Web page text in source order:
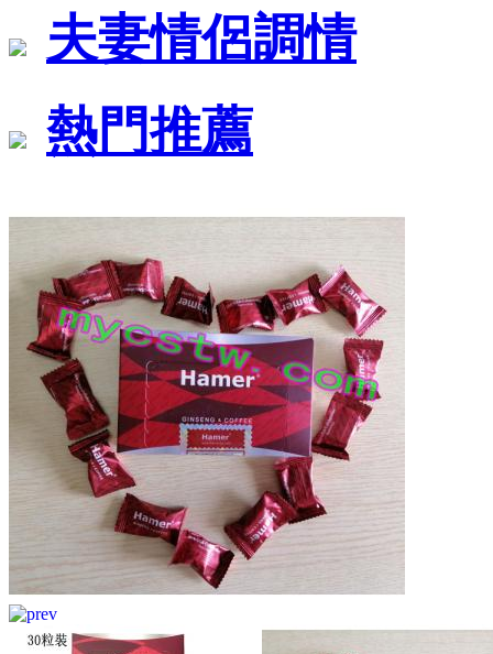
夫妻情侶調情
熱門推薦